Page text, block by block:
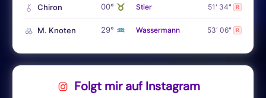
Chiron 00° ♉ Stier 51' 34" R
M. Knoten 29° ♒ Wassermann 53' 06" R
Folgt mir auf Instagram